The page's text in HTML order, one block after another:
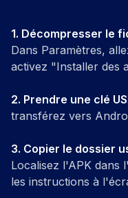
1. Décompresser le
Dans Paramètres,
activez "Installer des
2. Prendre une clé
transférez vers
3. Copier le dossier
Localisez l'APK dans
les instructions à